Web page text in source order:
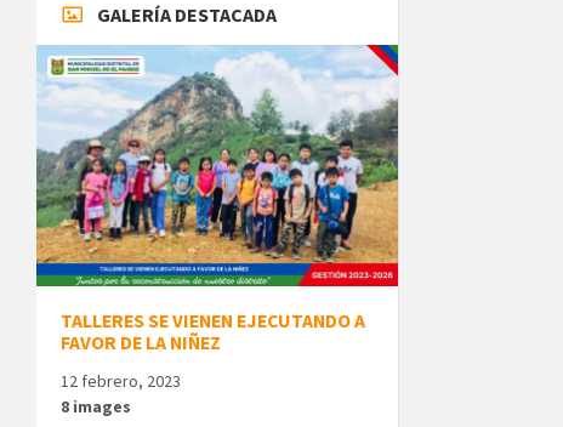
GALERÍA DESTACADA
TALLERES SE VIENEN EJECUTANDO A
FAVOR DE LA NIÑEZ
12 febrero, 2023
8 images